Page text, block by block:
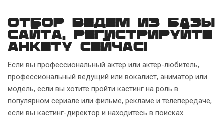
Отбор ведем из базы
сайта, регистрируйте
анкету сейчас!
Если вы профессиональный актер или актер-любитель,
профессиональный ведущий или вокалист, аниматор или
модель, если вы хотите пройти кастинг на роль в
популярном сериале или фильме, рекламе и телепередаче,
если вы кастинг-директор и находитесь в поисках